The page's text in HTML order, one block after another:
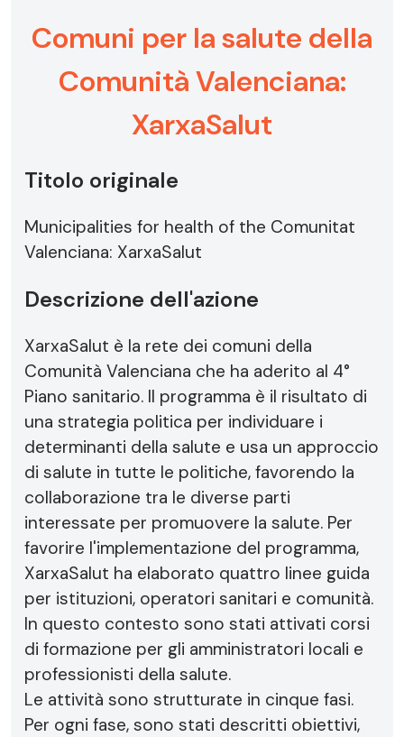
Comuni per la salute della
Comunità Valenciana:
XarxaSalut
Titolo originale
Municipalities for health of the Comunitat
Valenciana: XarxaSalut
Descrizione dell'azione
XarxaSalut è la rete dei comuni della
Comunità Valenciana che ha aderito al 4°
Piano sanitario. Il programma è il risultato di
una strategia politica per individuare i
determinanti della salute e usa un approccio
di salute in tutte le politiche, favorendo la
collaborazione tra le diverse parti
interessate per promuovere la salute. Per
favorire l'implementazione del programma,
XarxaSalut ha elaborato quattro linee guida
per istituzioni, operatori sanitari e comunità.
In questo contesto sono stati attivati corsi
di formazione per gli amministratori locali e
professionisti della salute.
Le attività sono strutturate in cinque fasi.
Per ogni fase, sono stati descritti obiettivi,